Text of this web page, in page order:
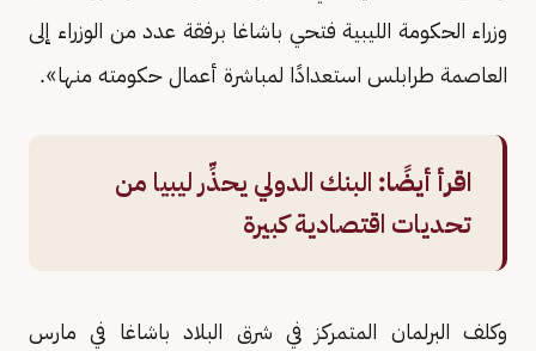
وزراء الحكومة الليبية فتحي باشاغا برفقة عدد من الوزراء إلى
العاصمة طرابلس استعدادًا لمباشرة أعمال حكومته منها».
اقرأ أيضًا: البنك الدولي يحذِّر ليبيا من
تحديات اقتصادية كبيرة
وكلف البرلمان المتمركز في شرق البلاد باشاغا في مارس